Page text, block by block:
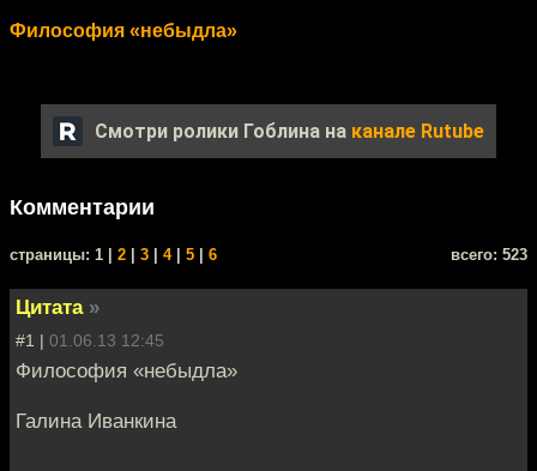
Философия «небыдла»
Смотри ролики Гоблина на канале Rutube
Комментарии
cтраницы: 1 | 2 3 4| 5 6 всего: 523
Цитата »
#1 | 01.06.13 12:45
Философия «небыдла»
Галина Иванкина